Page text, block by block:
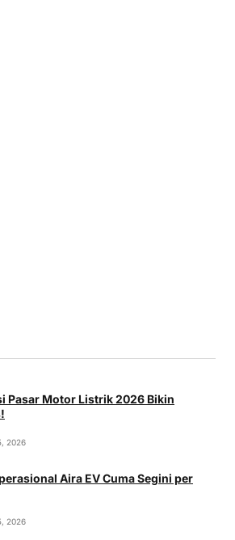
Pasar Motor Listrik 2026 Bikin
2026
Aira EV Cuma Segini per
2026